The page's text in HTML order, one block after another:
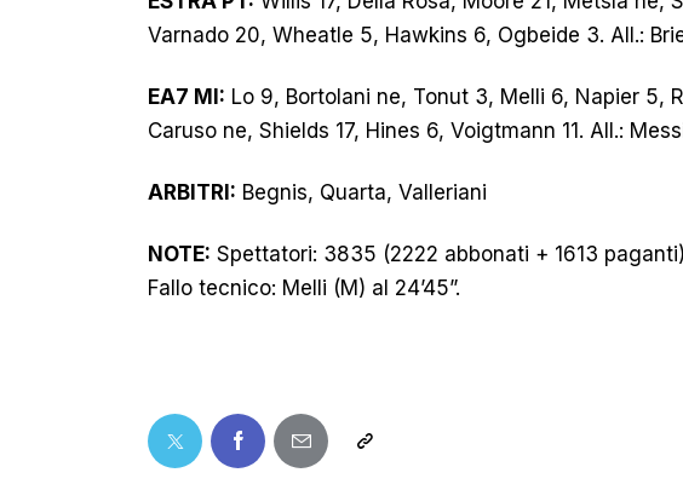
Varnado 20, Wheatle 5, Hawkins 6, Ogbeide 3. All.:
EA7 MI: Lo 9, Bortolani ne, Tonut 3, Melli 6, Napier 5,
Caruso ne, Shields 17, Hines 6, Voigtmann 11. All.:
ARBITRI: Begnis, Quarta, Valleriani
NOTE: Spettatori: 3835 (2222 abbonati + 1613
Fallo tecnico: Melli (M) al 24’45”.